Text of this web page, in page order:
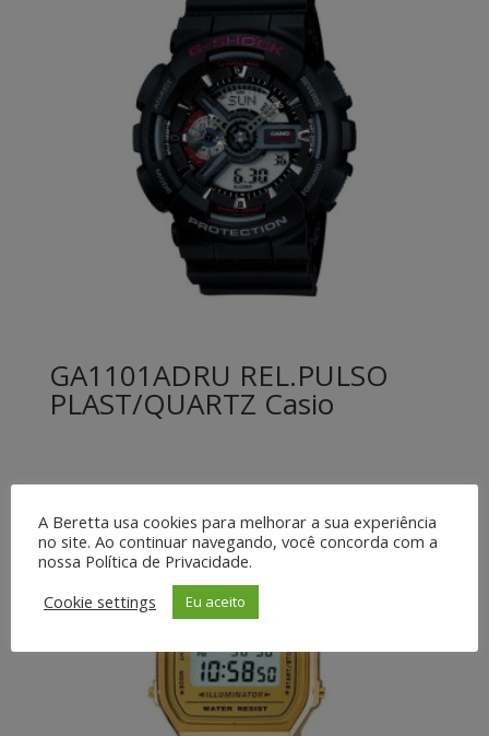
GA1101ADRU REL.PULSO
PLAST/QUARTZ Casio
A Beretta usa cookies para melhorar a sua experiência
no site. Ao continuar navegando, você concorda com a
nossa Política de Privacidade.
Cookie settings
Eu aceito